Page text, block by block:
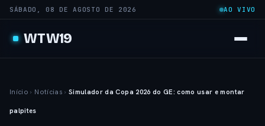
SÁBADO, 08 DE AGOSTO DE 2026 AO VIVO
WTW19
Início › Notícias › Simulador da Copa 2026 do GE: como usar e montar
palpites